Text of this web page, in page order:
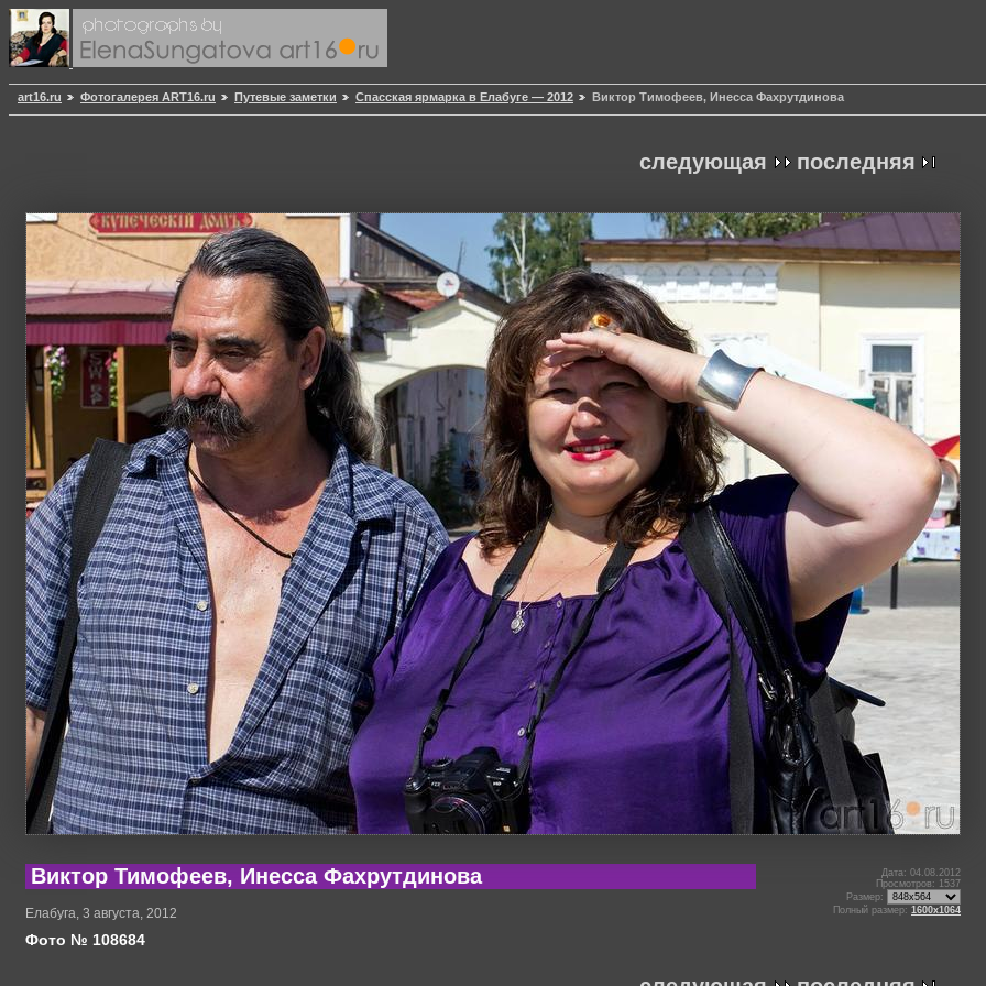
art16.ru Фотогалерея ART16.ru Путевые заметки Спасская ярмарка в Елабуге — 2012 Виктор Тимофеев, Инесса Фахрутдинова
следующая последняя
Виктор Тимофеев, Инесса Фахрутдинова
Елабуга, 3 августа, 2012
Фото № 108684
Дата: 04.08.2012
Просмотров: 1537
Размер:
Полный размер: 1600x1064